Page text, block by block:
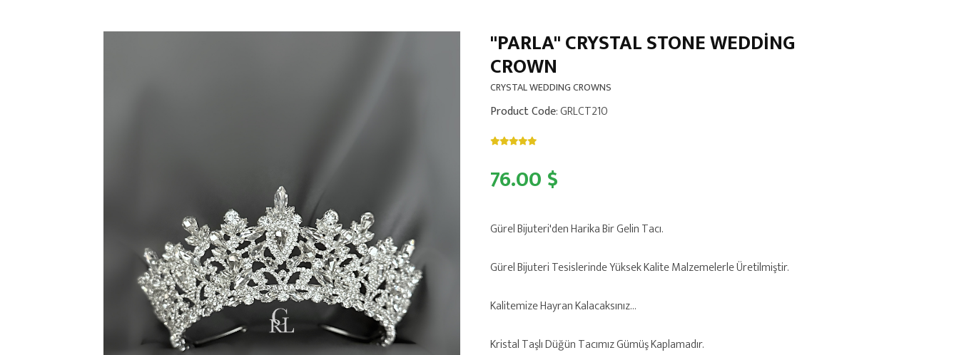
''PARLA'' CRYSTAL STONE WEDDING
CROWN
CRYSTAL WEDDING CROWNS
Product Code: GRLCT210
76.00 $
Gürel Bijuteri'den Harika Bir Gelin Tacı.
Gürel Bijuteri Tesislerinde Yüksek Kalite Malzemelerle Üretilmiştir.
Kalitemize Hayran Kalacaksınız...
Kristal Taşlı Düğün Tacımız Gümüş Kaplamadır.